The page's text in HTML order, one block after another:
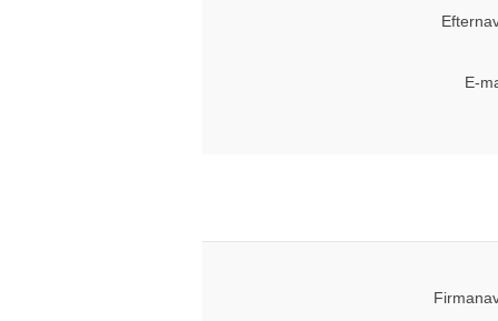
E-